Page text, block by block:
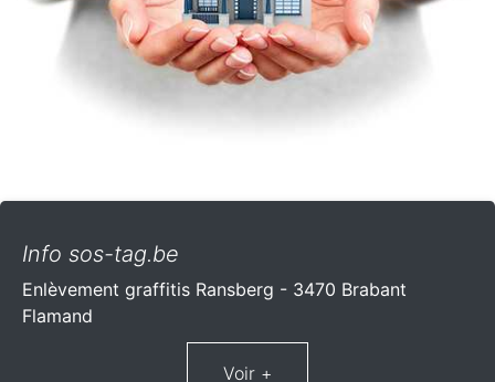
Info sos-tag.be
Enlèvement graffitis Ransberg - 3470 Brabant
Flamand